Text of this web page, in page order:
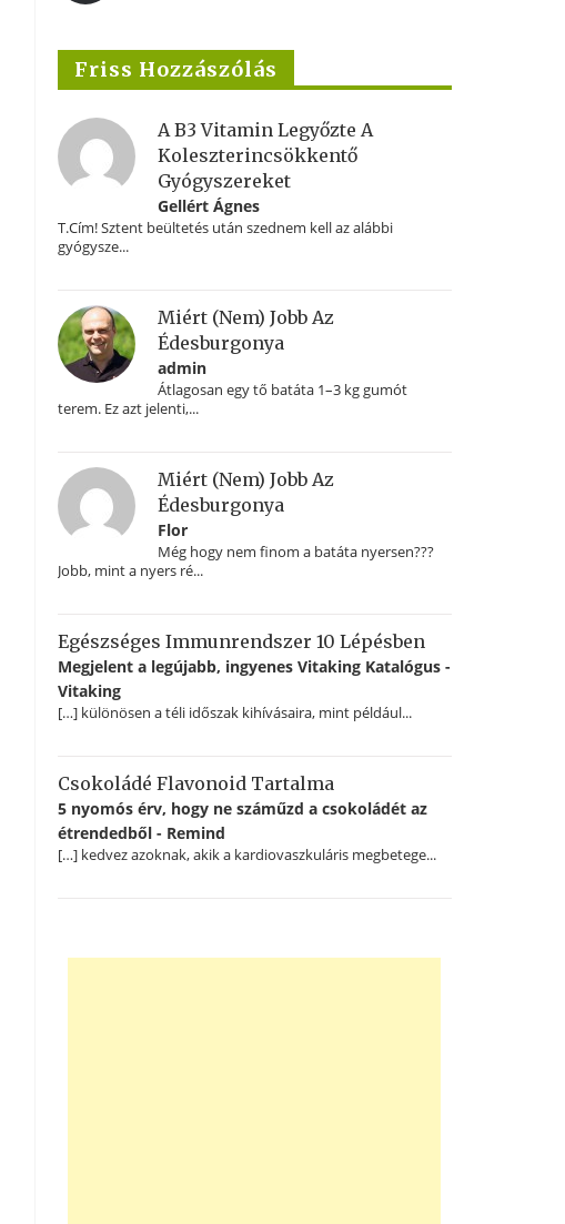
Friss Hozzászólás
A B3 Vitamin Legyőzte A
Koleszterincsökkentő
Gyógyszereket
Gellért Ágnes
T.Cím! Sztent beültetés után szednem kell az alábbi
gyógysze...
Miért (nem) Jobb Az
Édesburgonya
admin
Átlagosan egy tő batáta 1–3 kg gumót
terem. Ez azt jelenti,...
Miért (nem) Jobb Az
Édesburgonya
Flor
Még hogy nem finom a batáta nyersen???
Jobb, mint a nyers ré...
Egészséges Immunrendszer 10 Lépésben
Megjelent a legújabb, ingyenes Vitaking Katalógus -
Vitaking
[…] különösen a téli időszak kihívásaira, mint például...
Csokoládé Flavonoid Tartalma
5 nyomós érv, hogy ne száműzd a csokoládét az
étrendedből - Remind
[…] kedvez azoknak, akik a kardiovaszkuláris megbetege...